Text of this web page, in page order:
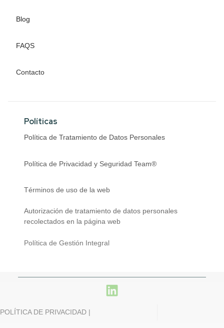
Blog
FAQS
Contacto
Políticas
Política de Tratamiento de Datos Personales
Política de Privacidad y Seguridad Team®
Términos de uso de la web
Autorización de tratamiento de datos personales
recolectados en la página web
Política de Gestión Integral
POLÍTICA DE PRIVACIDAD |